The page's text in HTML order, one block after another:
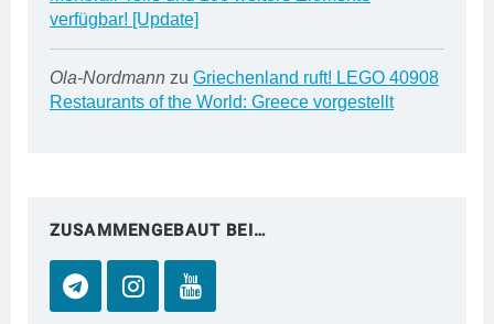
verfügbar! [Update]
Ola-Nordmann zu Griechenland ruft! LEGO 40908
Restaurants of the World: Greece vorgestellt
ZUSAMMENGEBAUT BEI…